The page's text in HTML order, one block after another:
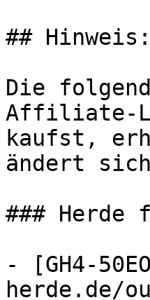
##
Die
Affiliate-
kaufst,
ändert
### Herde
- [GH4-
herde.de/